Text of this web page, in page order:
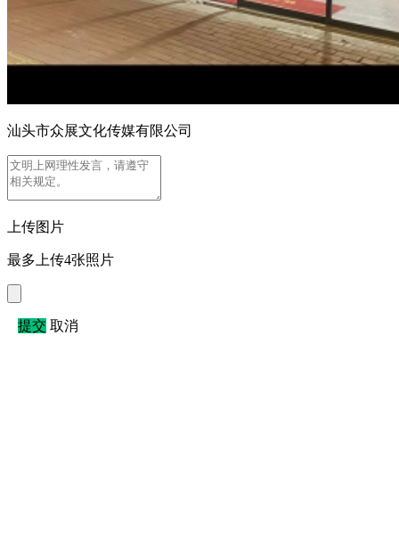
汕头市众展文化传媒有限公司
上传图片
最多上传4张照片
提交 取消